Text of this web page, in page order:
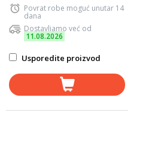
Povrat robe moguć unutar 14
dana
Dostavljamo već od
11.08.2026
Usporedite proizvod